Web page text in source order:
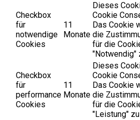
Checkbox
für
notwendige
Cookies
11
Monate
Dieses
Cookie
Das Cookie
die
für die
"Notwendig"
Checkbox
für
performance
Cookies
11
Monate
Dieses
Cookie
Das Cookie
die
für die
"Leistung"